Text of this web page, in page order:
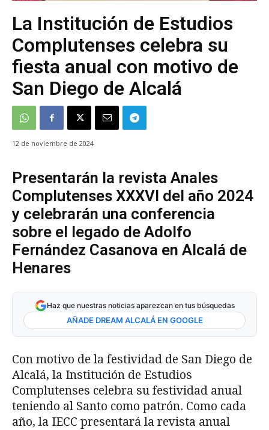
La Institución de Estudios
Complutenses celebra su
fiesta anual con motivo de
San Diego de Alcalá
12 de noviembre de 2024
Presentarán la revista Anales
Complutenses XXXVI del año 2024
y celebrarán una conferencia
sobre el legado de Adolfo
Fernández Casanova en Alcalá de
Henares
Haz que nuestras noticias aparezcan en tus búsquedas
AÑADE DREAM ALCALÁ EN GOOGLE
Con motivo de la festividad de San Diego de
Alcalá, la Institución de Estudios
Complutenses celebra su festividad anual
teniendo al Santo como patrón. Como cada
año, la IECC presentará la revista anual